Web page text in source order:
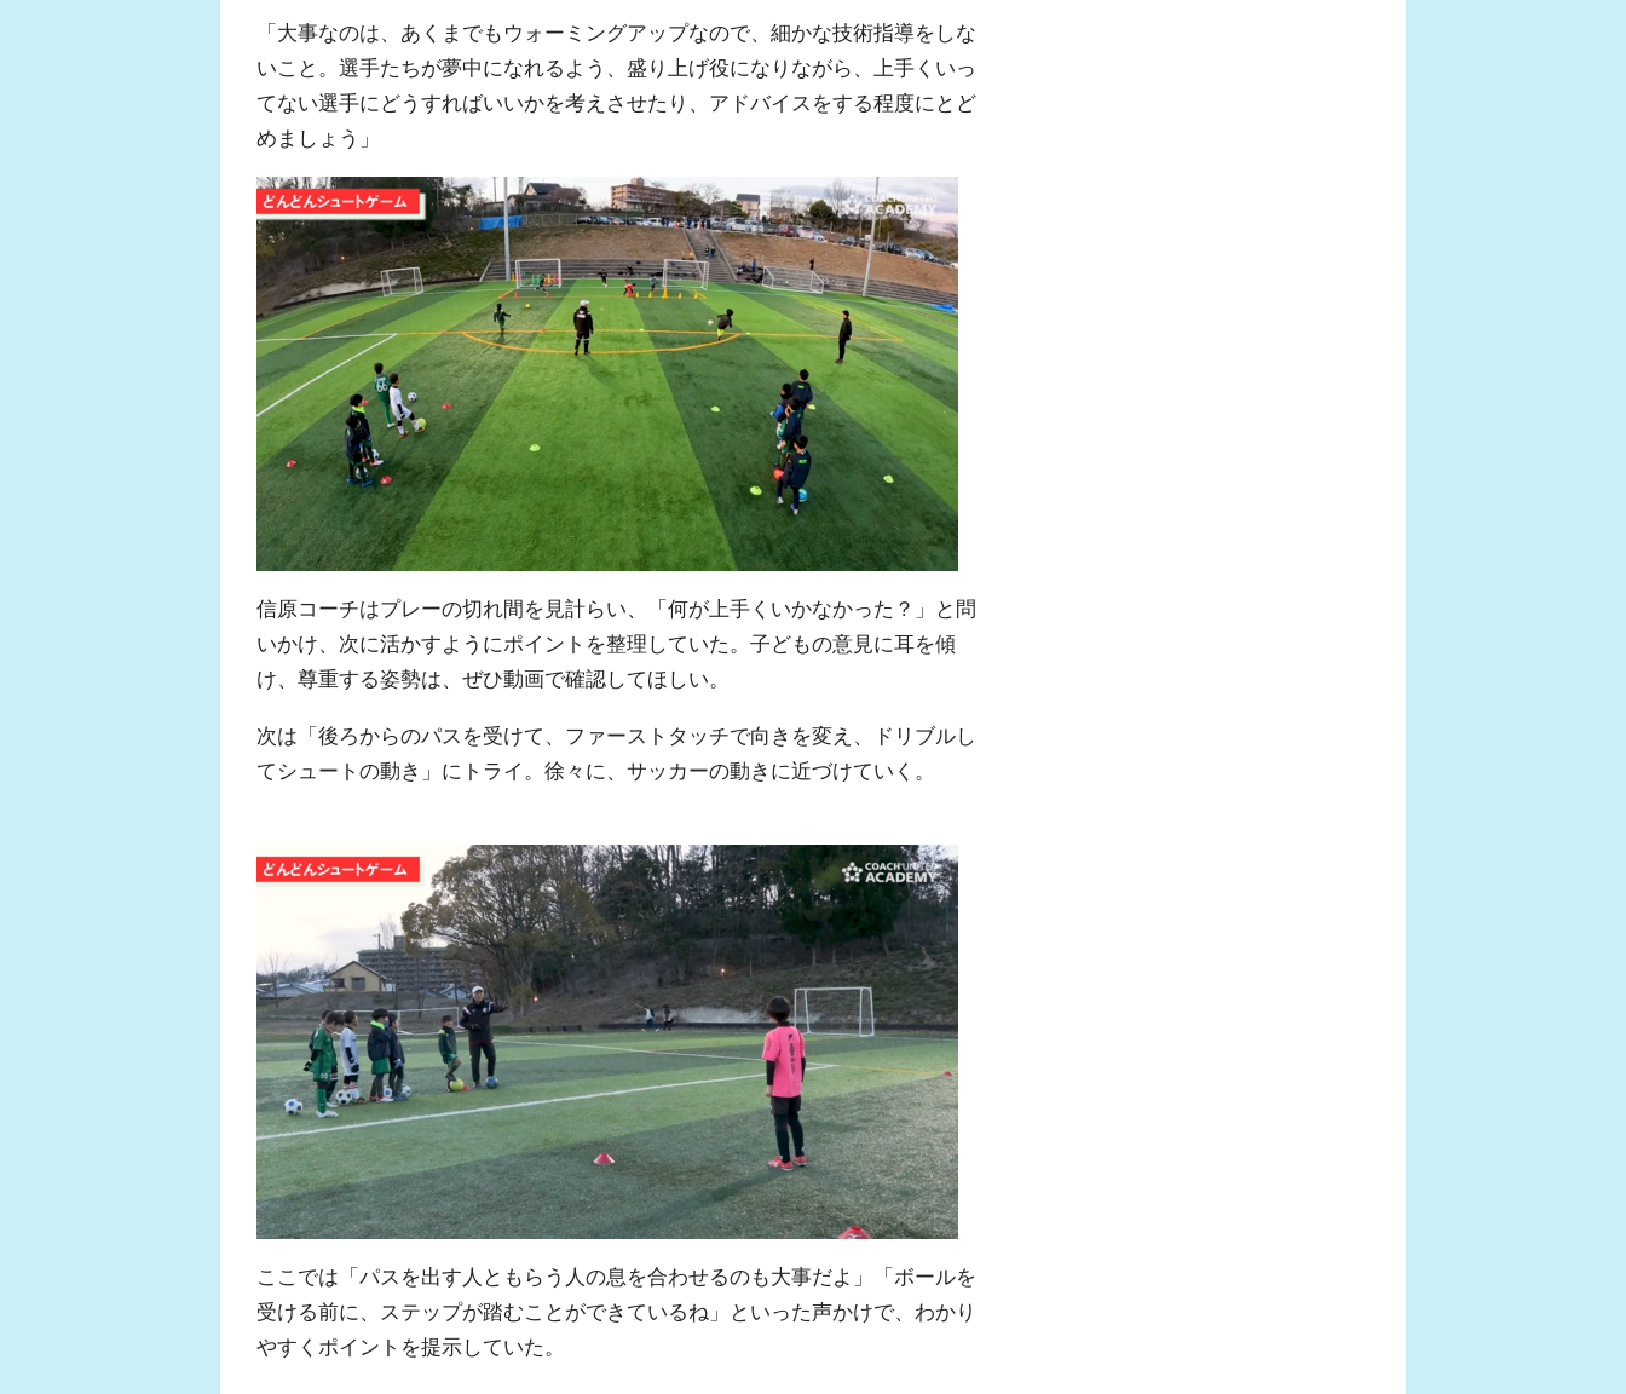
「大事なのは、あくまでもウォーミングアップなので、細かな技術指導をしな
いこと。選手たちが夢中になれるよう、盛り上げ役になりながら、上手くいっ
てない選手にどうすればいいかを考えさせたり、アドバイスをする程度にとど
めましょう」
信原コーチはプレーの切れ間を見計らい、「何が上手くいかなかった？」と問
いかけ、次に活かすようにポイントを整理していた。子どもの意見に耳を傾
け、尊重する姿勢は、ぜひ動画で確認してほしい。
次は「後ろからのパスを受けて、ファーストタッチで向きを変え、ドリブルし
てシュートの動き」にトライ。徐々に、サッカーの動きに近づけていく。
ここでは「パスを出す人ともらう人の息を合わせるのも大事だよ」「ボールを
受ける前に、ステップが踏むことができているね」といった声かけで、わかり
やすくポイントを提示していた。